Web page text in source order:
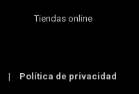
Tiendas online
| Política de privacidad